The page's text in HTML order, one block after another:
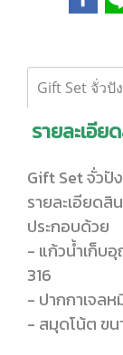
Gift Set จั่วปั
รายละเอีย
Gift Set จั่วปัง
รายละเอียดสิ
ประกอบด้วย
- แก้วน้ำเก็บ
316
- ปากกาเจลห
- สมุดโน้ต ข